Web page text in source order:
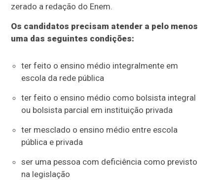
zerado a redação do Enem.
Os candidatos precisam atender a pelo menos
uma das seguintes condições:
ter feito o ensino médio integralmente em
escola da rede pública
ter feito o ensino médio como bolsista integral
ou bolsista parcial em instituição privada
ter mesclado o ensino médio entre escola
pública e privada
ser uma pessoa com deficiência como previsto
na legislação